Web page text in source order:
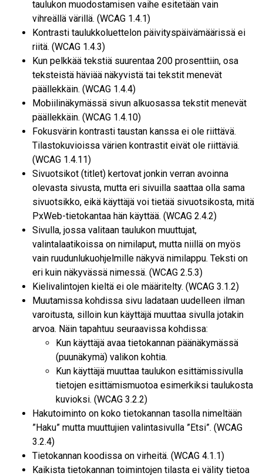
taulukon muodostamisen vaihe esitetään vain
vihreällä värillä. (WCAG 1.4.1)
Kontrasti taulukkoluettelon päivityspäivämäärissä ei
riitä. (WCAG 1.4.3)
Kun pelkkää tekstiä suurentaa 200 prosenttiin, osa
teksteistä häviää näkyvistä tai tekstit menevät
päällekkäin. (WCAG 1.4.4)
Mobiilinäkymässä sivun alkuosassa tekstit menevät
päällekkäin. (WCAG 1.4.10)
Fokusvärin kontrasti taustan kanssa ei ole riittävä.
Tilastokuvioissa värien kontrastit eivät ole riittäviä.
(WCAG 1.4.11)
Sivuotsikot (titlet) kertovat jonkin verran avoinna
olevasta sivusta, mutta eri sivuilla saattaa olla sama
sivuotsikko, eikä käyttäjä voi tietää sivuotsikosta, mitä
PxWeb-tietokantaa hän käyttää. (WCAG 2.4.2)
Sivulla, jossa valitaan taulukon muuttujat,
valintalaatikoissa on nimilaput, mutta niillä on myös
vain ruudunlukuohjelmille näkyvä nimilappu. Teksti on
eri kuin näkyvässä nimessä. (WCAG 2.5.3)
Kielivalintojen kieltä ei ole määritelty. (WCAG 3.1.2)
Muutamissa kohdissa sivu ladataan uudelleen ilman
varoitusta, silloin kun käyttäjä muuttaa sivulla jotakin
arvoa. Näin tapahtuu seuraavissa kohdissa:
Kun käyttäjä avaa tietokannan päänäkymässä
(puunäkymä) valikon kohtia.
Kun käyttäjä muuttaa taulukon esittämissivulla
tietojen esittämismuotoa esimerkiksi taulukosta
kuvioksi. (WCAG 3.2.2)
Hakutoiminto on koko tietokannan tasolla nimeltään
Haku mutta muuttujien valintasivulla Etsi . (WCAG
3.2.4)
Tietokannan koodissa on virheitä. (WCAG 4.1.1)
Kaikista tietokannan toimintojen tilasta ei välity tietoa